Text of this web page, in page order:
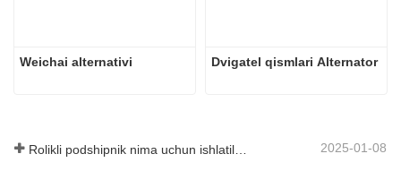
Weichai alternativi Dvigatel qismlari Alternator
2025-01-08